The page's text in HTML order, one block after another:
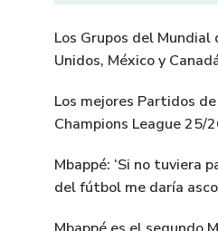
Los Grupos del Mundial
Unidos, México y
Los mejores Partidos
Champions League 25/
Mbappé: ‘Si no tuviera
del fútbol me daría